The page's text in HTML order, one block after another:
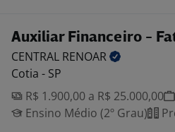
Auxiliar Financeiro -
CENTRAL RENOAR
Cotia - SP
R$ 1.900,00 a R$ 25.000,00
Ensino Médio (2º Grau)